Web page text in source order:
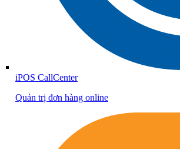
iPOS CallCenter
Quản trị đơn hàng online